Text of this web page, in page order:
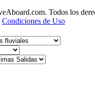
Todos los
Condiciones de Uso